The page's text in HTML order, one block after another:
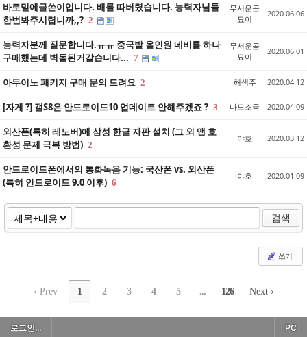
바로밑에글쓴이입니다. 배를 따버렸습니다. 능력자님들
한번봐주시렵니까,,? 2
무서운곰
됴이
2020.06.06
능력자분께 질문합니다.ㅠㅠ 중국발 올인원 네비를 하나
구매했는데 벽돌된거같습니다... 7
무서운곰
됴이
2020.06.01
아두이노 패키지 구매 문의 드려요 2 해색주 2020.04.12
[자게 ?] 갤S8은 안드로이드10 업데이트 안해주겠죠 ? 3 나도조국 2020.04.09
외산폰(특히 레노버)에 삼성 한글 자판 설치 (그 외 앱 호
환성 문제 극복 방법) 2
야호 2020.03.12
안드로이드폰에서의 통화녹음 기능: 국산폰 vs. 외산폰
(특히 안드로이드 9.0 이후) 6
야호 2020.01.09
검색
쓰기
‹ Prev 1 2 3 4 5 ... 126 Next ›
로그인... PC